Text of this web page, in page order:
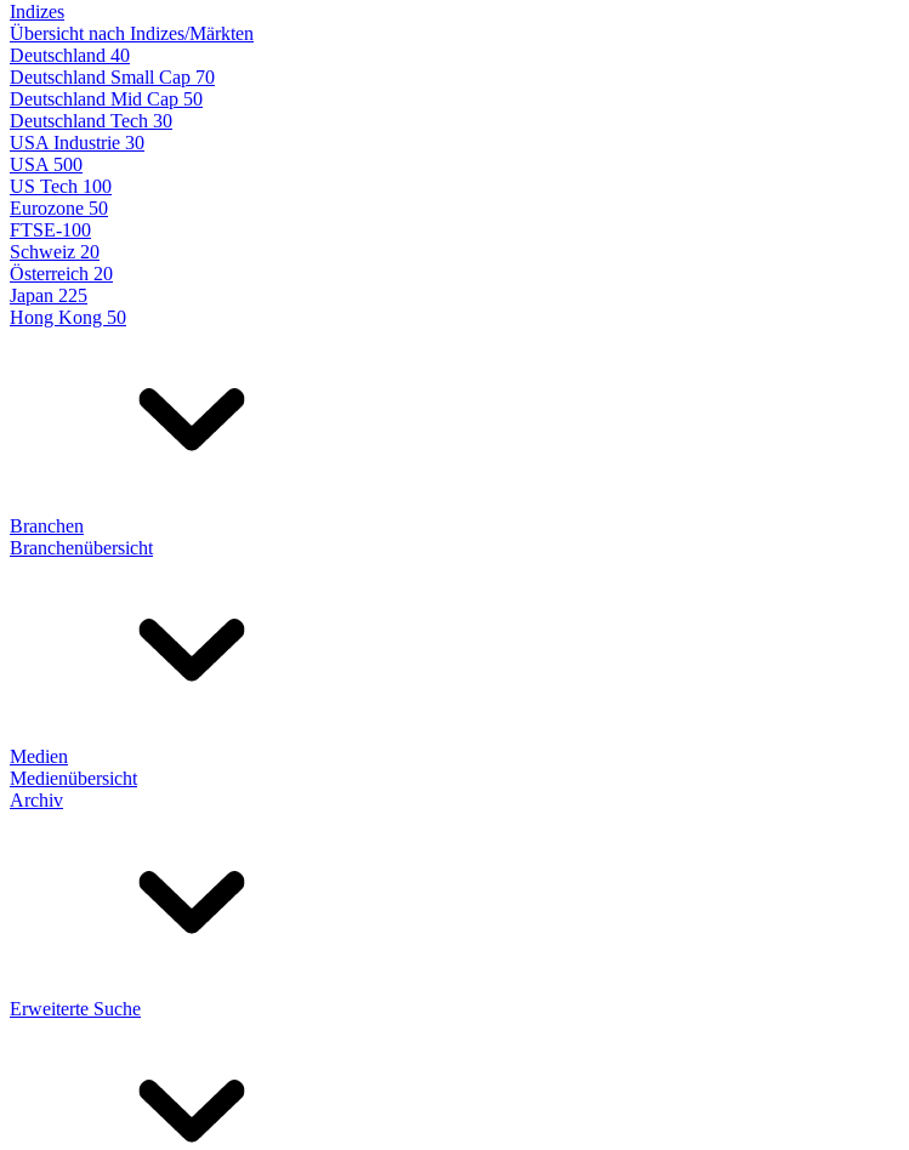
Indizes
Übersicht nach Indizes/Märkten
Deutschland 40
Deutschland Small Cap 70
Deutschland Mid Cap 50
Deutschland Tech 30
USA Industrie 30
USA 500
US Tech 100
Eurozone 50
FTSE-100
Schweiz 20
Österreich 20
Japan 225
Hong Kong 50
Branchen
Branchenübersicht
Medien
Medienübersicht
Archiv
Erweiterte Suche